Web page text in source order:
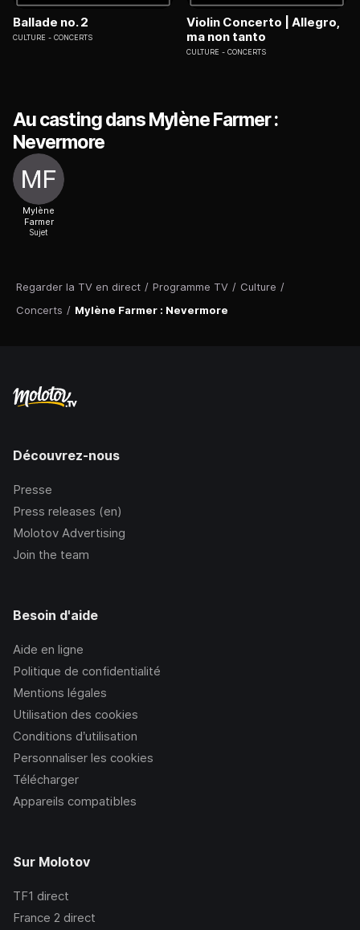
Regarder la TV en direct / Programme TV / Culture /
Concerts / Mylène Farmer : Nevermore
Ballade no. 2
CULTURE CONCERTS
Violin Concerto | Allegro,
ma non tanto
CULTURE CONCERTS
Au casting dans Mylène Farmer :
Nevermore
Mylène
Farmer
Sujet
Découvrez-nous
Presse
Press releases (en)
Molotov Advertising
Join the team
Besoin d'aide
Aide en ligne
Politique de confidentialité
Mentions légales
Utilisation des cookies
Conditions d’utilisation
Personnaliser les cookies
Télécharger
Appareils compatibles
Sur Molotov
TF1 direct
France 2 direct